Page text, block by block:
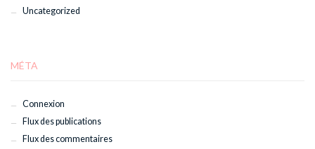
Uncategorized
MÉTA
Connexion
Flux des publications
Flux des commentaires